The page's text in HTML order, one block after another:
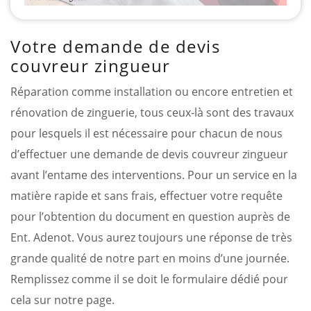
Votre demande de devis
couvreur zingueur
Réparation comme installation ou encore entretien et
rénovation de zinguerie, tous ceux-là sont des travaux
pour lesquels il est nécessaire pour chacun de nous
d’effectuer une demande de devis couvreur zingueur
avant l’entame des interventions. Pour un service en la
matière rapide et sans frais, effectuer votre requête
pour l’obtention du document en question auprès de
Ent. Adenot. Vous aurez toujours une réponse de très
grande qualité de notre part en moins d’une journée.
Remplissez comme il se doit le formulaire dédié pour
cela sur notre page.